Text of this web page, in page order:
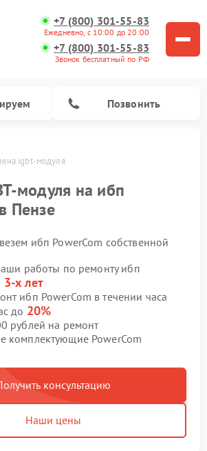
+7 (800) 301-55-83
Ежедневно, с 10:00 до 20:00
+7 (800) 301-55-83
Звонок бесплатный по РФ
Позвонить
igbt-модуля
модуля на ибп
Пензе
ибп PowerCom собственной
работы по ремонту ибп
3-х лет
ибп PowerCom в течении часа
до 20%
рублей на ремонт
комплектующие PowerCom
консультацию
Наши цены